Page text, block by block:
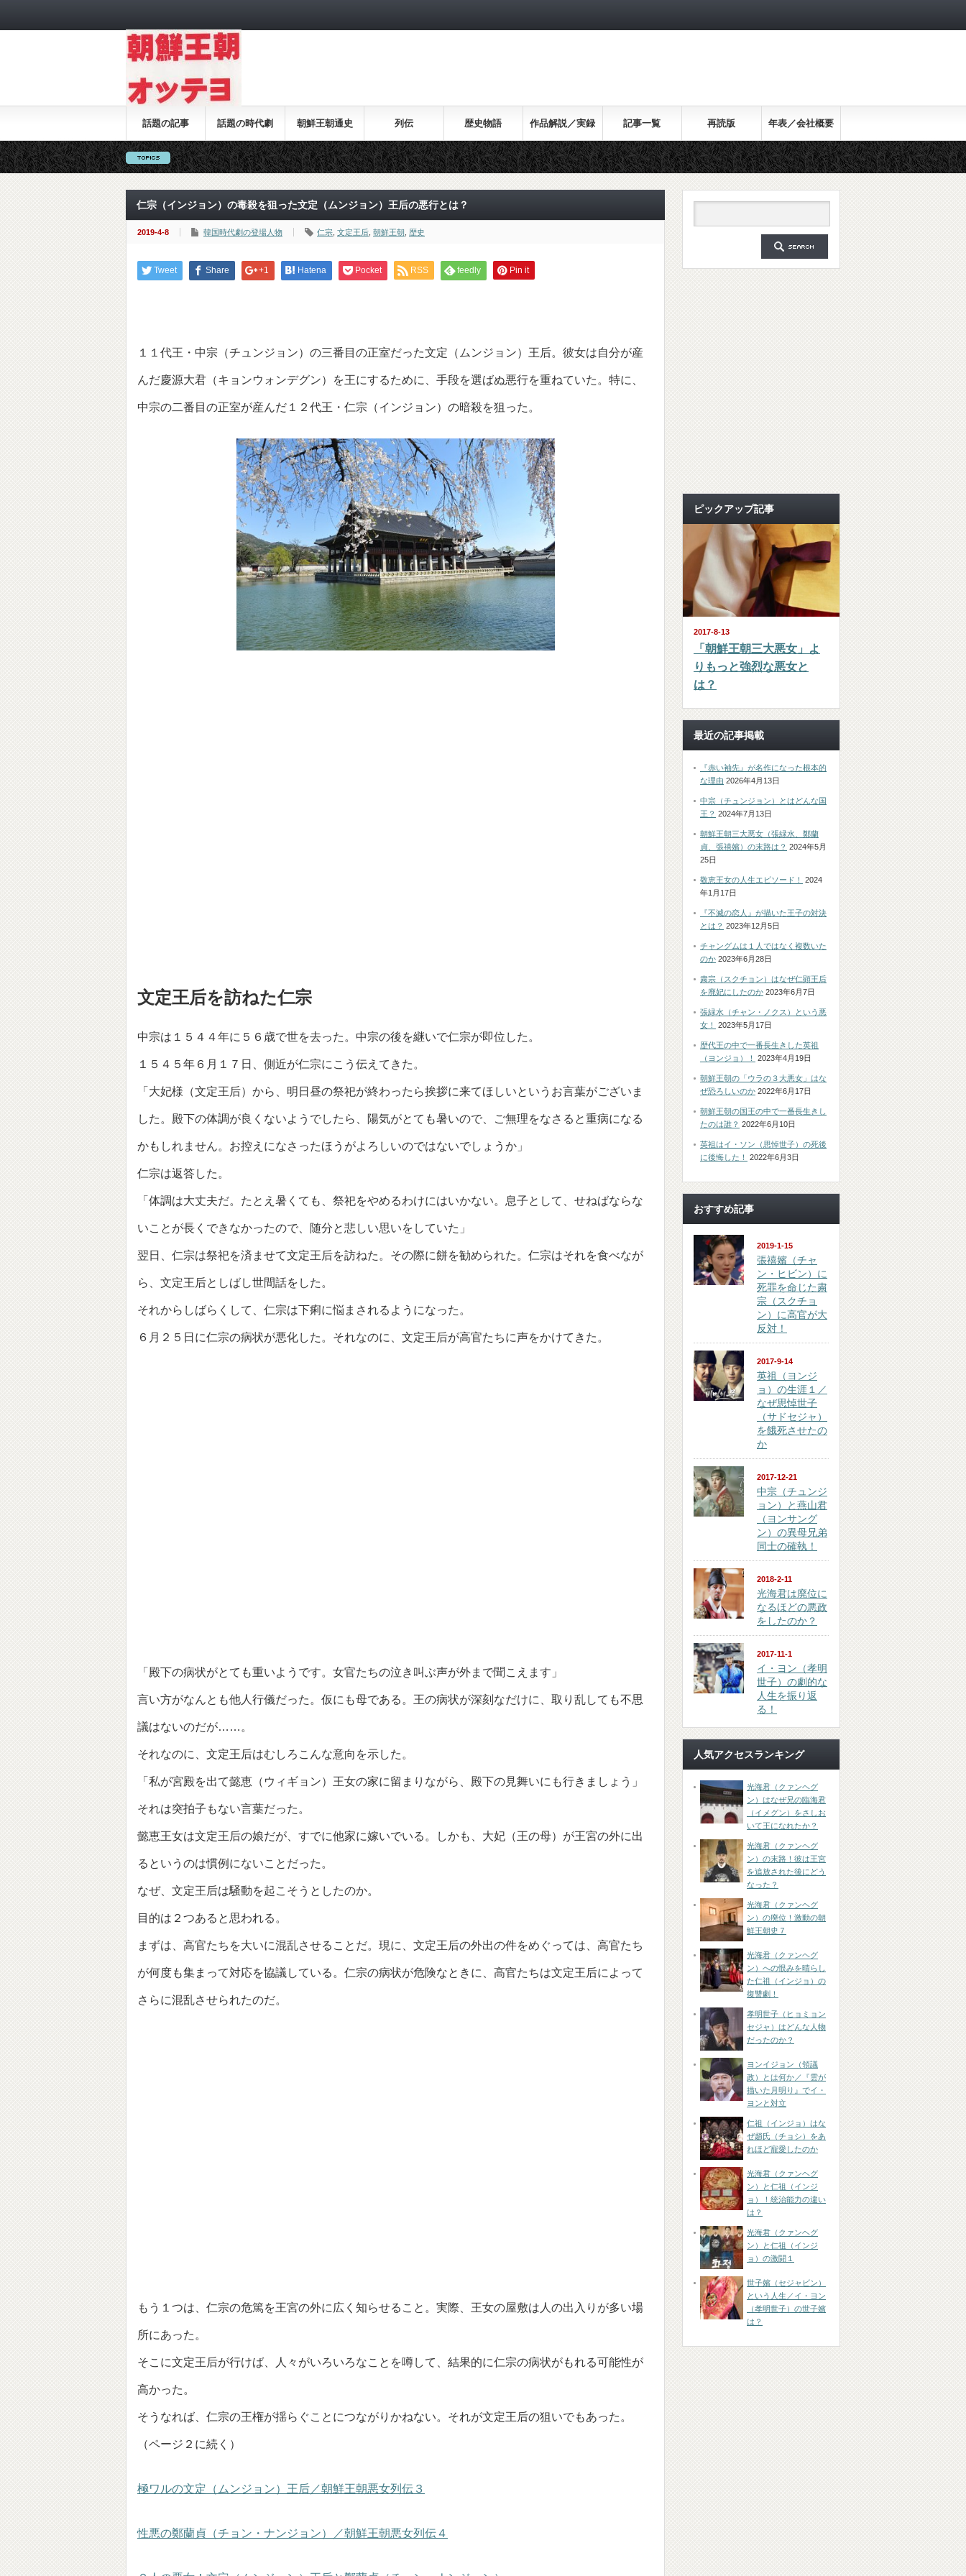
話題の記事 話題の時代劇 朝鮮王朝通史 列伝 歴史物語 作品解説／実録 記事一覧 再読版 年表／会社概要
仁宗（インジョン）の毒殺を狙った文定（ムンジョン）王后の悪行とは？
2019-4-8 韓国時代劇の登場人物 仁宗 文定王后 朝鮮王朝 歴史
Tweet Share +1 Hatena Pocket RSS feedly Pin it
１１代王・中宗（チュンジョン）の三番目の正室だった文定（ムンジョン）王后。彼女は自分が産
んだ慶源大君（キョンウォンデグン）を王にするために、手段を選ばぬ悪行を重ねていた。特に、
中宗の二番目の正室が産んだ１２代王・仁宗（インジョン）の暗殺を狙った。
文定王后を訪ねた仁宗
中宗は１５４４年に５６歳で世を去った。中宗の後を継いで仁宗が即位した。
１５４５年６月１７日、側近が仁宗にこう伝えてきた。
「大妃様（文定王后）から、明日昼の祭祀が終わったら挨拶に来てほしいというお言葉がございま
した。殿下の体調が良くないようでしたら、陽気がとても暑いので、ご無理をなさると重病になる
かもしれません。お控えになさったほうがよろしいのではないでしょうか」
仁宗は返答した。
「体調は大丈夫だ。たとえ暑くても、祭祀をやめるわけにはいかない。息子として、せねばならな
いことが長くできなかったので、随分と悲しい思いをしていた」
翌日、仁宗は祭祀を済ませて文定王后を訪ねた。その際に餅を勧められた。仁宗はそれを食べなが
ら、文定王后としばし世間話をした。
それからしばらくして、仁宗は下痢に悩まされるようになった。
６月２５日に仁宗の病状が悪化した。それなのに、文定王后が高官たちに声をかけてきた。
「殿下の病状がとても重いようです。女官たちの泣き叫ぶ声が外まで聞こえます」
言い方がなんとも他人行儀だった。仮にも母である。王の病状が深刻なだけに、取り乱しても不思
議はないのだが……。
それなのに、文定王后はむしろこんな意向を示した。
「私が宮殿を出て懿恵（ウィギョン）王女の家に留まりながら、殿下の見舞いにも行きましょう」
それは突拍子もない言葉だった。
懿恵王女は文定王后の娘だが、すでに他家に嫁いでいる。しかも、大妃（王の母）が王宮の外に出
るというのは慣例にないことだった。
なぜ、文定王后は騒動を起こそうとしたのか。
目的は２つあると思われる。
まずは、高官たちを大いに混乱させることだ。現に、文定王后の外出の件をめぐっては、高官たち
が何度も集まって対応を協議している。仁宗の病状が危険なときに、高官たちは文定王后によって
さらに混乱させられたのだ。
もう１つは、仁宗の危篤を王宮の外に広く知らせること。実際、王女の屋敷は人の出入りが多い場
所にあった。
そこに文定王后が行けば、人々がいろいろなことを噂して、結果的に仁宗の病状がもれる可能性が
高かった。
そうなれば、仁宗の王権が揺らぐことにつながりかねない。それが文定王后の狙いでもあった。
（ページ２に続く）
極ワルの文定（ムンジョン）王后／朝鮮王朝悪女列伝３
性悪の鄭蘭貞（チョン・ナンジョン）／朝鮮王朝悪女列伝４
ピックアップ記事
2017-8-13
「朝鮮王朝三大悪女」よ
りもっと強烈な悪女と
は？
最近の記事掲載
『赤い袖先』が名作になった根本的
な理由 2026年4月13日
中宗（チュンジョン）とはどんな国
王？ 2024年7月13日
朝鮮王朝三大悪女（張緑水、鄭蘭
貞、張禧嬪）の末路は？ 2024年5月
25日
敬恵王女の人生エピソード！
2024
年1月17日
『不滅の恋人』が描いた王子の対決
とは？ 2023年12月5日
チャングムは１人ではなく複数いた
のか 2023年6月28日
粛宗（スクチョン）はなぜ仁顕王后
を廃妃にしたのか 2023年6月7日
張緑水（チャン・ノクス）という悪
女！
2023年5月17日
歴代王の中で一番長生きした英祖
（ヨンジョ）！
2023年4月19日
朝鮮王朝の「ウラの３大悪女」はな
ぜ恐ろしいのか 2022年6月17日
朝鮮王朝の国王の中で一番長生きし
たのは誰？ 2022年6月10日
英祖はイ・ソン（思悼世子）の死後
に後悔した！
2022年6月3日
おすすめ記事
2019-1-15
張禧嬪（チャ
ン・ヒビン）に
死罪を命じた粛
宗（スクチョ
ン）に高官が大
反対！
2017-9-14
英祖（ヨンジ
ョ）の生涯１／
なぜ思悼世子
（サドセジャ）
を餓死させたの
か
2017-12-21
中宗（チュンジ
ョン）と燕山君
（ヨンサング
ン）の異母兄弟
同士の確執！
2018-2-11
光海君は廃位に
なるほどの悪政
をしたのか？
2017-11-1
イ・ヨン（孝明
世子）の劇的な
人生を振り返
る！
人気アクセスランキング
光海君（クァンヘグ
ン）はなぜ兄の臨海君
（イメグン）をさしお
いて王になれたか？
光海君（クァンヘグ
ン）の末路！彼は王宮
を追放された後にどう
なった？
光海君（クァンヘグ
ン）の廃位！激動の朝
鮮王朝史７
光海君（クァンヘグ
ン）への恨みを晴らし
た仁祖（インジョ）の
復讐劇！
孝明世子（ヒョミョン
セジャ）はどんな人物
だったのか？
ヨンイジョン（領議
政）とは何か／『雲が
描いた月明り』でイ・
ヨンと対立
仁祖（インジョ）はな
ぜ趙氏（チョシ）をあ
れほど寵愛したのか
光海君（クァンヘグ
ン）と仁祖（インジ
ョ）！統治能力の違い
は？
光海君（クァンヘグ
ン）と仁祖（インジ
ョ）の激闘１
世子嬪（セジャビン）
という人生／イ・ヨン
（孝明世子）の世子嬪
は？